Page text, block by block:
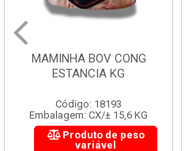
MAMINHA BOV CONG
ESTANCIA KG
Código: 18193
Embalagem: CX/± 15,6 KG
Produto de peso
variável